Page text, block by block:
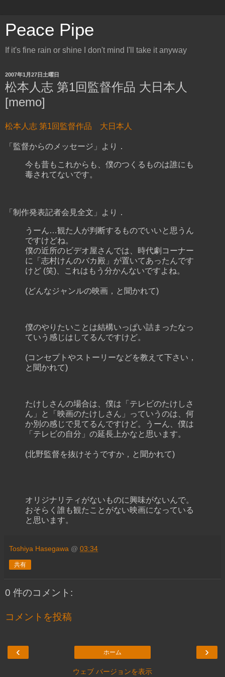
Peace Pipe
If it's fine rain or shine I don't mind I'll take it anyway
2007年1月27日土曜日
松本人志 第1回監督作品 大日本人
[memo]
松本人志 第1回監督作品 大日本人
「監督からのメッセージ」より．
今も昔もこれからも、僕のつくるものは誰にも
毒されてないです。
「制作発表記者会見全文」より．
うーん…観た人が判断するものでいいと思うん
ですけどね。
僕の近所のビデオ屋さんでは、時代劇コーナー
に「志村けんのバカ殿」が置いてあったんです
けど (笑)、これはもう分かんないですよね。
(どんなジャンルの映画，と聞かれて)
僕のやりたいことは結構いっぱい詰まったなっ
ていう感じはしてるんですけど。
(コンセプトやストーリーなどを教えて下さい，
と聞かれて)
たけしさんの場合は、僕は「テレビのたけしさ
ん」と「映画のたけしさん」っていうのは、何
か別の感じで見てるんですけど。うーん、僕は
「テレビの自分」の延長上かなと思います。
(北野監督を抜けそうですか，と聞かれて)
オリジナリティがないものに興味がないんで。
おそらく誰も観たことがない映画になっている
と思います。
Toshiya Hasegawa @ 03:34
共有
0 件のコメント:
コメントを投稿
‹ ›
ホーム
ウェブ バージョンを表示